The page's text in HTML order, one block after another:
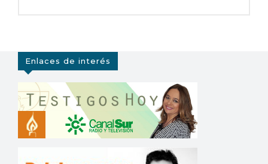
Enlaces de interés